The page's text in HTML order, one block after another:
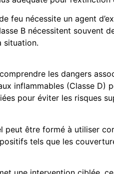
feu nécessite un agent
B nécessitent
situation.
les dangers
inflammables (Classe
pour éviter les risques
peut être formé à utiliser
tels que les